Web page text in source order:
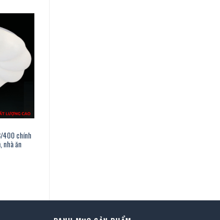
400 chính
ăn